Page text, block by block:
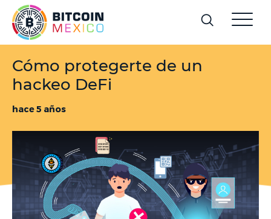
Cómo protegerte de un
hackeo DeFi
hace 5 años